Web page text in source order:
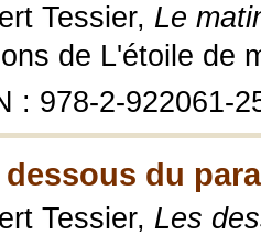
Tessier, Le
de L'étoile de
: 978-2-922061-
dessous du
Tessier, Les